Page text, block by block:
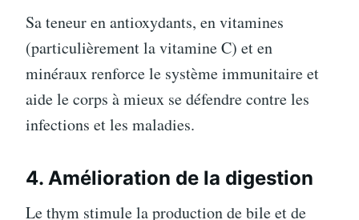
Sa teneur en antioxydants, en vitamines
(particulièrement la vitamine C) et en
minéraux renforce le système immunitaire et
aide le corps à mieux se défendre contre les
infections et les maladies.
4. Amélioration de la digestion
Le thym stimule la production de bile et de